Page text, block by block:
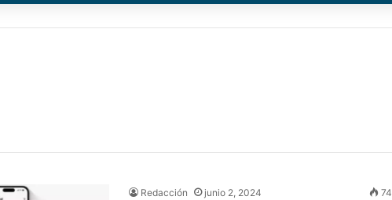
Redacción junio 2, 2024 74